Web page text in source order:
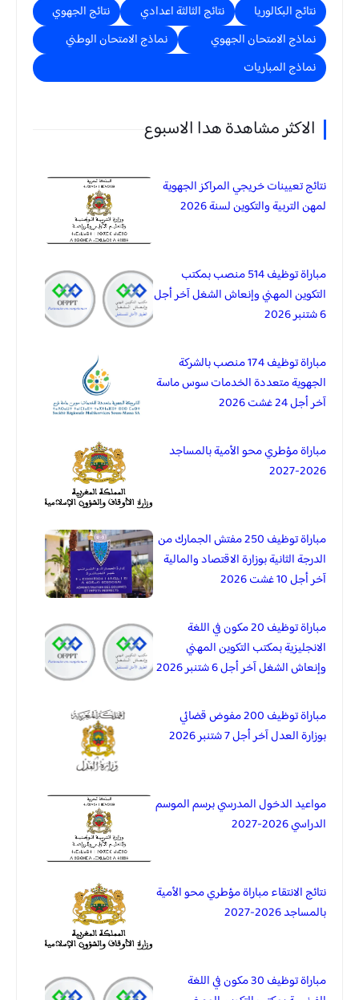
نتائج البكالوريا
نتائج الثالثة اعدادي
نتائج الجهوي
نماذج الامتحان الجهوي
نماذج الامتحان الوطني
نماذج المباريات
الاكثر مشاهدة هدا الاسبوع
نتائج تعيينات خريجي المراكز الجهوية
لمهن التربية والتكوين لسنة 2026
مباراة توظيف 514 منصب بمكتب
التكوين المهني وإنعاش الشغل آخر أجل
6 شتنبر 2026
مباراة توظيف 174 منصب بالشركة
الجهوية متعددة الخدمات سوس ماسة
آخر أجل 24 غشت 2026
مباراة مؤطري محو الأمية بالمساجد
2026-2027
مباراة توظيف 250 مفتش الجمارك من
الدرجة الثانية بوزارة الاقتصاد والمالية
آخر أجل 10 غشت 2026
مباراة توظيف 20 مكون في اللغة
الانجليزية بمكتب التكوين المهني
وإنعاش الشغل آخر أجل 6 شتنبر 2026
مباراة توظيف 200 مفوض قضائي
بوزارة العدل آخر أجل 7 شتنبر 2026
مواعيد الدخول المدرسي برسم الموسم
الدراسي 2026-2027
نتائج الانتقاء مباراة مؤطري محو الأمية
بالمساجد 2026-2027
مباراة توظيف 30 مكون في اللغة